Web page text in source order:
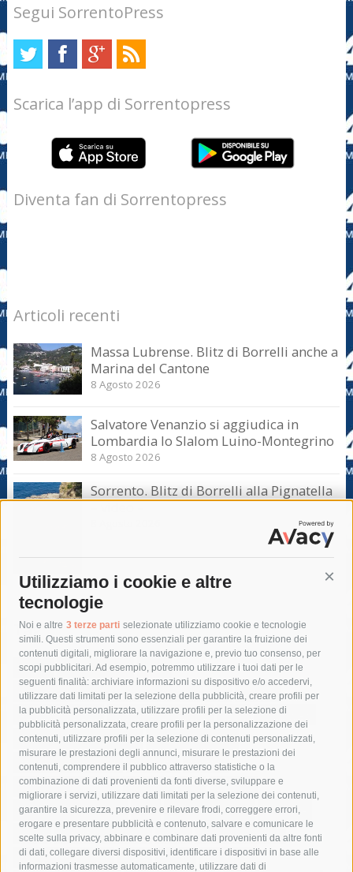
Utilizziamo i cookie e altre
tecnologie
Noi e altre 3 terze parti selezionate utilizziamo cookie e tecnologie
simili. Questi strumenti sono essenziali per garantire la fruizione dei
contenuti digitali, migliorare la navigazione e, previo tuo consenso, per
scopi pubblicitari. Ad esempio, potremmo utilizzare i tuoi dati per le
seguenti finalità: archiviare informazioni su dispositivo e/o accedervi,
utilizzare dati limitati per la selezione della pubblicità, creare profili per
la pubblicità personalizzata, utilizzare profili per la selezione di
pubblicità personalizzata, creare profili per la personalizzazione dei
contenuti, utilizzare profili per la selezione di contenuti personalizzati,
misurare le prestazioni degli annunci, misurare le prestazioni dei
contenuti, comprendere il pubblico attraverso statistiche o la
combinazione di dati provenienti da fonti diverse, sviluppare e
migliorare i servizi, utilizzare dati limitati per la selezione dei contenuti,
garantire la sicurezza, prevenire e rilevare frodi, correggere errori,
erogare e presentare pubblicità e contenuto, salvare e comunicare le
scelte sulla privacy, abbinare e combinare dati provenienti da altre fonti
di dati, collegare diversi dispositivi, identificare i dispositivi in base alle
informazioni trasmesse automaticamente, utilizzare dati di
Segui SorrentoPress
Scarica l’app di Sorrentopress
Diventa fan di Sorrentopress
Articoli recenti
Massa Lubrense. Blitz di Borrelli anche a
Marina del Cantone
8 Agosto 2026
Salvatore Venanzio si aggiudica in
Lombardia lo Slalom Luino-Montegrino
8 Agosto 2026
Sorrento. Blitz di Borrelli alla Pignatella
– video –
Tag
acqua allerta meteo
anas
area marina protetta di punta campanella
arresto
Asl Napoli 3 sud
capitaneria di porto capri
carabinieri
castellammare di stabia
circumvesuviana
comune di sorrento
concerto
contagi
costiera amalfitana
covid-19 eav
elezioni
fondazione sorrento
gori guardia costiera
incidente
lavori
lorenzo balducelli mare
massa lubrense
massimo coppola
Meta napoli ordinanza